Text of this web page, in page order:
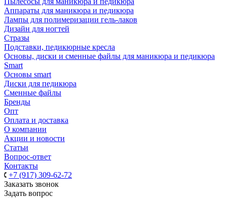
Аппараты для маникюра и педикюра
Лампы для полимеризации гель-лаков
Дизайн для ногтей
Стразы
Подставки, педикюрные кресла
Основы, диски и сменные файлы для маникюра и педикюра
Smart
Основы smart
Диски для педикюра
Сменные файлы
Бренды
Опт
Оплата и доставка
О компании
Акции и новости
Статьи
Вопрос-ответ
Контакты
+7 (917) 309-62-72
Заказать звонок
Задать вопрос